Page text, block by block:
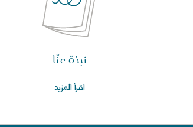
نبذة عنّا
اقرأ المزيد